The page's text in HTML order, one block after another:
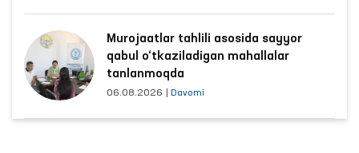
Murojaatlar tahlili asosida sayyor
qabul o‘tkaziladigan mahallalar
tanlanmoqda
06.08.2026 Davomi